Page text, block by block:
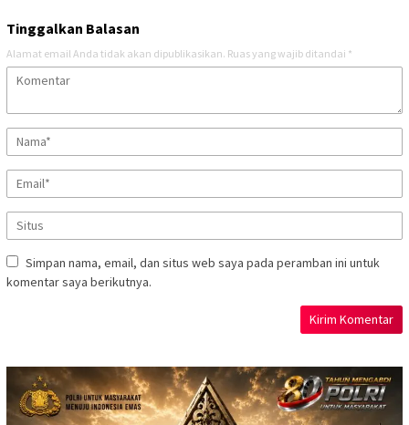
Tinggalkan Balasan
Alamat email Anda tidak akan dipublikasikan. Ruas yang wajib ditandai *
Simpan nama, email, dan situs web saya pada peramban ini untuk
komentar saya berikutnya.